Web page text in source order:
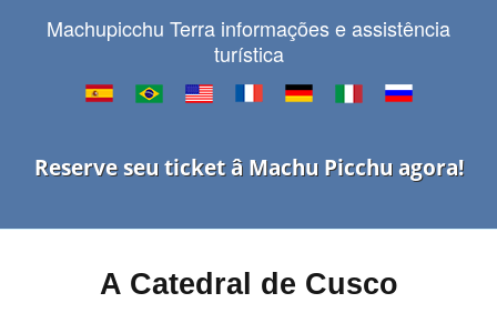
Machupicchu Terra informações e assistência
turística
Reserve seu ticket â Machu Picchu agora!
A Catedral de Cusco